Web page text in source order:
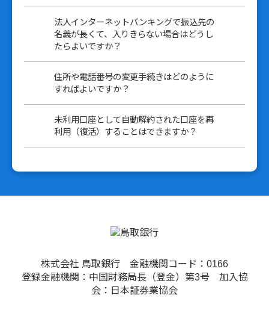
法人インターネットバンキングで振込先の
名義が長くて、入りきらない場合はどうし
たらよいですか？
住所や電話番号の変更手続きはどのように
すればよいですか？
未利用口座として自動解約された口座を再
利用（復活）することはできますか？
株式会社 鳥取銀行 金融機関コード：0166
登録金融機関：中国財務局長（登金）第3号 加入協
会：日本証券業協会